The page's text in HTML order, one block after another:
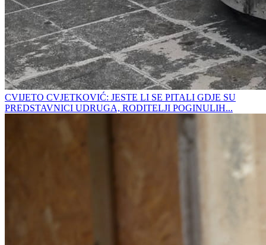
CVIJETO CVJETKOVIĆ: JESTE LI SE PITALI GDJE SU
PREDSTAVNICI UDRUGA, RODITELJI POGINULIH...